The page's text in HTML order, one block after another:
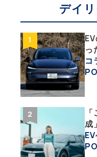
デイ
っ
っ
沼
コ
成
「
ッ